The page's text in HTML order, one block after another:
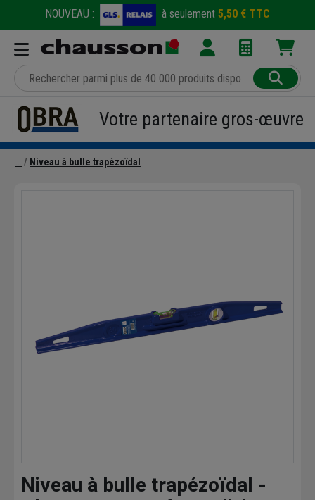
NOUVEAU : à seulement 5,50 € TTC
Votre partenaire gros-œuvre
Niveau à bulle trapézoïdal
Niveau à bulle trapézoïdal -